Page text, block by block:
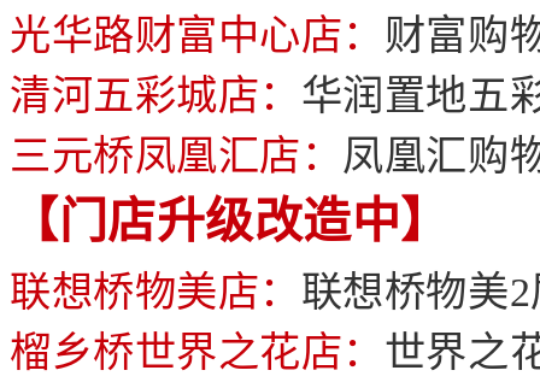
光华路财富中心店： 财富购
清河五彩城店： 华润置地五
三元桥凤凰汇店： 凤凰汇购
【门店升级改造中】
联想桥物美店： 联想桥物美2
榴乡桥世界之花店： 世界之